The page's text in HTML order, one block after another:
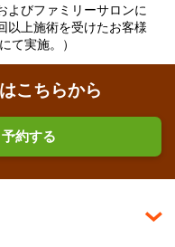
よびファミリーサロンに
以上施術を受けたお客様
て実施。）
こちらから
約する